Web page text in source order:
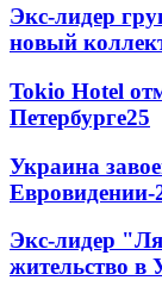
Экс-лидер
новый
Tokio Hotel
Петербурге25
Украина
Евровидении-
Экс-лидер
жительство в